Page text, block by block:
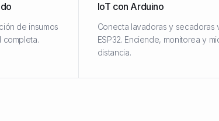
de insumos
completa.
IoT con Arduino
Conecta lavadoras y secadoras
ESP32. Enciende, monitorea y
distancia.